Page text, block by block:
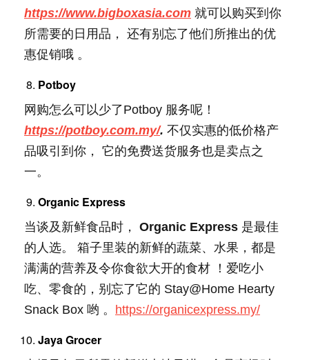
https://www.bigboxasia.com 就可以购买到你
所需要的日用品， 还有别忘了他们所推出的优
惠促销哦 。
Potboy
网购怎么可以少了Potboy 服务呢！
https://potboy.com.my/. 不仅实惠的低价格产
品吸引到你， 它的免费送货服务也是卖点之
一。
Organic Express
当谈及新鲜食品时， Organic Express 是最佳
的人选。 箱子里装的新鲜的蔬菜、水果，都是
满满的营养及令你食欲大开的食材 ！爱吃小
吃、零食的，别忘了它的 Stay@Home Hearty
Snack Box 哟 。 https://organicexpress.my/
Jaya Grocer